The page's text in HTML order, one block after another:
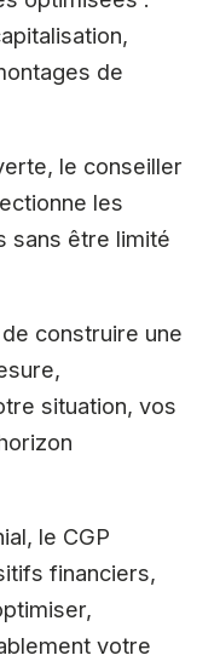
de
le conseiller
les
sans être limité
construire une
situation, vos
le CGP
financiers,
votre